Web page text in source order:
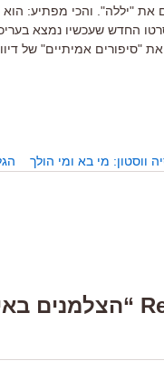
את "יללה". והכי מפתיע:
החדש שעכשיו נמצא
"סיפורים אמיתיים" של
ווסטון: מי בא ומי הולך